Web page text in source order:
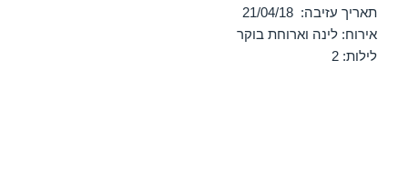
תאריך עזיבה: 21/04/18
אירוח: לינה וארוחת בוקר
לילות: 2